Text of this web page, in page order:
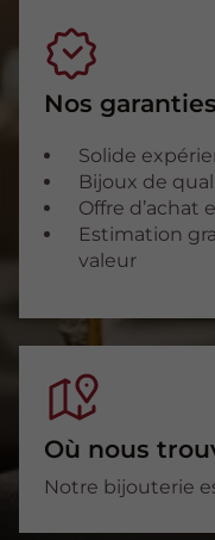
Nos garanties
Solide
Bijoux de
Offre d’achat
Estimation
valeur
Où nous
Notre bijouterie